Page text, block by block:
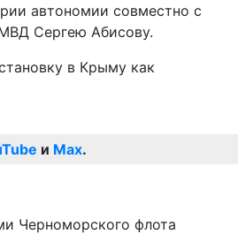
автономии совместно с
Сергею Абисову.
в Крыму как
и Max.
Черноморского флота